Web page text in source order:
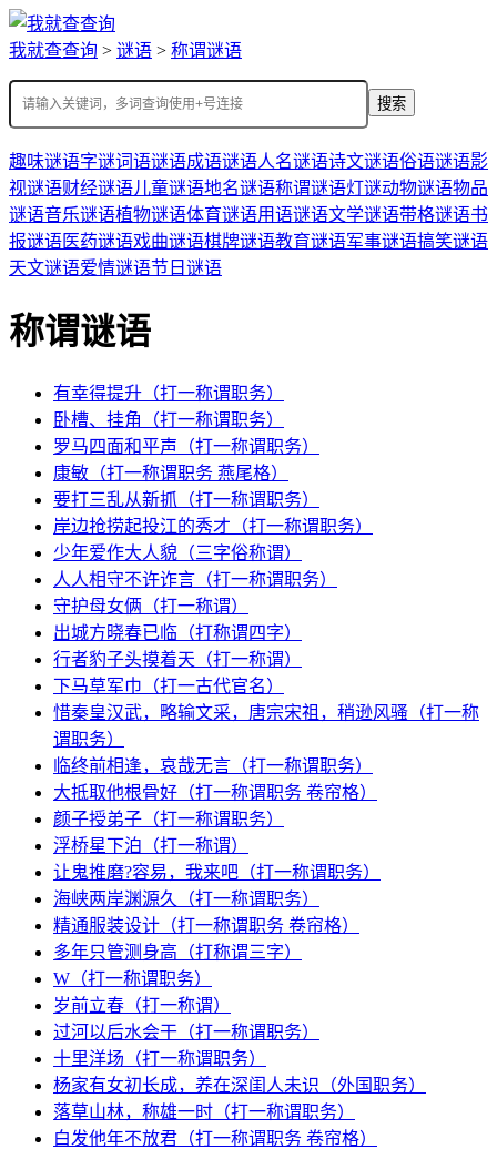
我就查查询 > 谜语 > 称谓谜语
搜索
趣味谜语字谜词语谜语成语谜语人名谜语诗文谜语俗语谜语影
视谜语财经谜语儿童谜语地名谜语称谓谜语灯谜动物谜语物品
谜语音乐谜语植物谜语体育谜语用语谜语文学谜语带格谜语书
报谜语医药谜语戏曲谜语棋牌谜语教育谜语军事谜语搞笑谜语
天文谜语爱情谜语节日谜语
称谓谜语
有幸得提升（打一称谓职务）
卧槽、挂角（打一称谓职务）
罗马四面和平声（打一称谓职务）
康敏（打一称谓职务 燕尾格）
要打三乱从新抓（打一称谓职务）
岸边抢捞起投江的秀才（打一称谓职务）
少年爱作大人貌（三字俗称谓）
人人相守不许诈言（打一称谓职务）
守护母女俩（打一称谓）
出城方晓春已临（打称谓四字）
行者豹子头摸着天（打一称谓）
下马草军巾（打一古代官名）
惜秦皇汉武，略输文采，唐宗宋祖，稍逊风骚（打一称
谓职务）
临终前相逢，哀哉无言（打一称谓职务）
大抵取他根骨好（打一称谓职务 卷帘格）
颜子授弟子（打一称谓职务）
浮桥星下泊（打一称谓）
让鬼推磨?容易，我来吧（打一称谓职务）
海峡两岸渊源久（打一称谓职务）
精通服装设计（打一称谓职务 卷帘格）
多年只管测身高（打称谓三字）
W（打一称谓职务）
岁前立春（打一称谓）
过河以后水会干（打一称谓职务）
十里洋场（打一称谓职务）
杨家有女初长成，养在深闺人未识（外国职务）
落草山林，称雄一时（打一称谓职务）
白发他年不放君（打一称谓职务 卷帘格）